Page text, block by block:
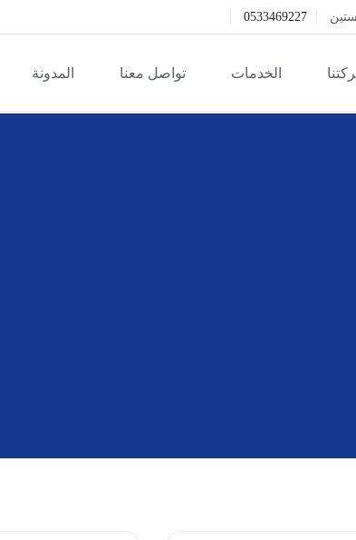
0533469227
الخدمات تواصل معنا المدونة